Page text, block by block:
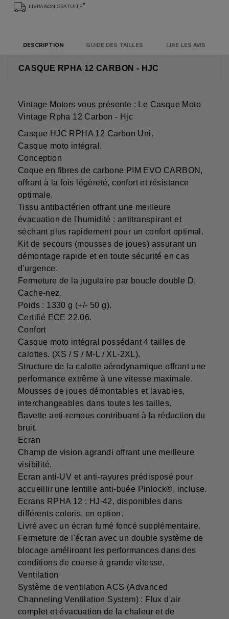
LIVRAISON GRATUITE*
DESCRIPTION GUIDE DES TAILLES LIRE LES AVIS
CASQUE RPHA 12 CARBON - HJC
Vintage Motors vous présente : Le Casque Moto
Vintage Rpha 12 Carbon - Hjc
Casque HJC RPHA 12 Carbon Uni.
Casque moto intégral.
Conception
Coque en fibres de carbone PIM EVO CARBON,
offrant à la fois légèreté, confort et résistance
optimale.
Tissu antibactérien offrant une meilleure
évacuation de l'humidité : antitranspirant et
séchant plus rapidement pour un confort optimal.
Kit de secours (mousses de joues) assurant un
démontage rapide et en toute sécurité en cas
d'urgence.
Fermeture de la jugulaire par boucle double D.
Cache-nez.
Poids : 1330 g (+/- 50 g).
Certifié ECE 22.06.
Confort
Casque moto intégral possédant 4 tailles de
calottes. (XS / S / M-L / XL-2XL).
Structure de la calotte aérodynamique offrant une
performance extrême à une vitesse maximale.
Mousses de joues démontables et lavables,
interchangeables dans toutes les tailles.
Bavette anti-remous contribuant à la réduction du
bruit.
Ecran
Champ de vision agrandi offrant une meilleure
visibilité.
Ecran anti-UV et anti-rayures prédisposé pour
accueillir une lentille anti-buée Pinlock®, incluse.
Ecrans RPHA 12 : HJ-42, disponibles dans
différents coloris, en option.
Livré avec un écran fumé foncé supplémentaire.
Fermeture de l'écran avec un double système de
blocage améliroant les performances dans des
conditions de course à grande vitesse.
Ventilation
Système de ventilation ACS (Advanced
Channeling Ventilation System) : Flux d'air
complet et évacuation de la chaleur et de